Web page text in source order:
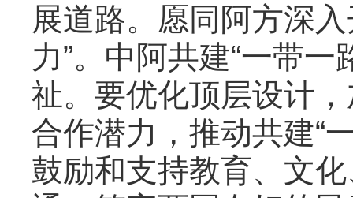
展道路。愿同阿方深
力”。中阿共建“一带
祉。要优化顶层设计
合作潜力，推动共建“
鼓励和支持教育、文